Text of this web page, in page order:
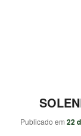
Publicado em22